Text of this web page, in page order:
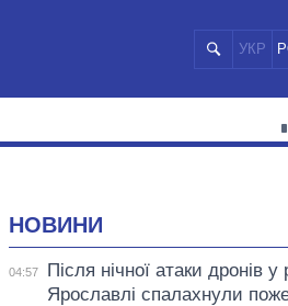
УКР
НОВИНИ
04:57
Після нічної атаки дронів у
Ярославлі спалахнули